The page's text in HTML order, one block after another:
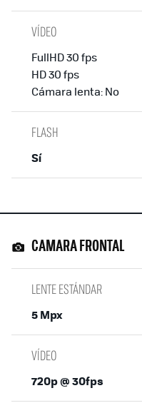
VÍDEO
FullHD 30 fps
HD 30 fps
Cámara lenta: No
FLASH
Sí
CAMARA FRONTAL
LENTE ESTÁNDAR
5 Mpx
VÍDEO
720p @ 30fps